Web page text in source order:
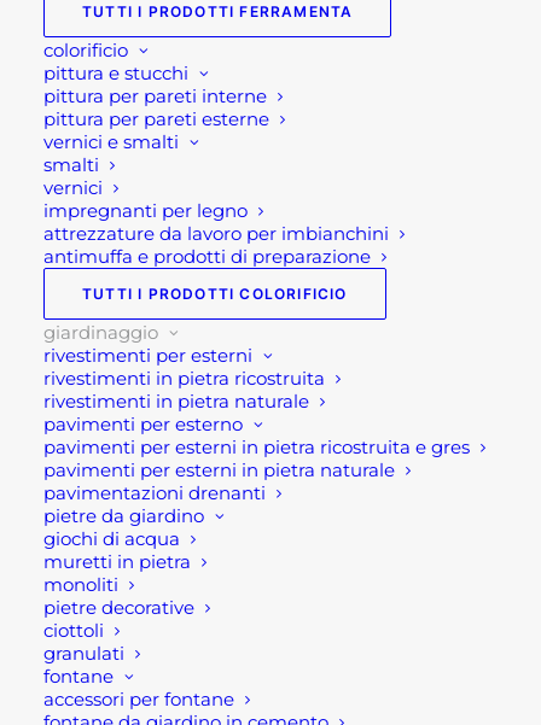
TUTTI I PRODOTTI FERRAMENTA
colorificio
pittura e stucchi
pittura per pareti interne
pittura per pareti esterne
vernici e smalti
smalti
vernici
impregnanti per legno
attrezzature da lavoro per imbianchini
antimuffa e prodotti di preparazione
TUTTI I PRODOTTI COLORIFICIO
giardinaggio
rivestimenti per esterni
rivestimenti in pietra ricostruita
rivestimenti in pietra naturale
pavimenti per esterno
pavimenti per esterni in pietra ricostruita e gres
pavimenti per esterni in pietra naturale
pavimentazioni drenanti
pietre da giardino
giochi di acqua
muretti in pietra
monoliti
pietre decorative
ciottoli
granulati
fontane
accessori per fontane
MOBILI E SALOTTI DA
GIARDINAGGIO
SDRAIO DA GIARDINO
Tag
arredo giardino
giardino,
divano letto da giardino ,
letto matrimoniale giardino
giardinaggio,giardinaggio
giardino ,Rota Commerciale
Bergamo ,salotto da esterno
salotto da esterno in corda
salotto da giardino,salotto da
giardino in corda
giardino Tahiti